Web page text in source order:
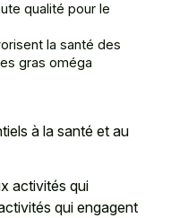
qualité pour le
la santé des
gras oméga
à la santé et au
activités qui
qui engagent